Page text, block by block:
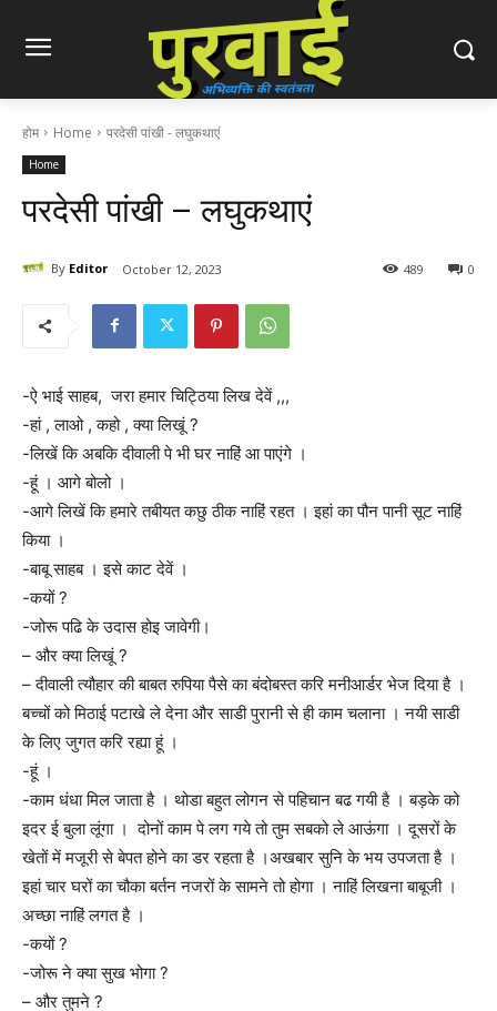
होम Home परदेसी पांखी - लघुकथाएं
Home
परदेसी पांखी – लघुकथाएं
By Editor October 12, 2023 0
489
-ऐ भाई साहब, जरा हमार चिट्ठिया लिख देवें ,,,
-हां , लाओ , कहो , क्या लिखूं ?
-लिखें कि अबकि दीवाली पे भी घर नाहिं आ पाएंगे ।
-हूं । आगे बोलो ।
-आगे लिखें कि हमारे तबीयत कछु ठीक नाहिं रहत । इहां का पौन पानी सूट नाहिं
किया ।
-बाबू साहब । इसे काट देवें ।
-कयों ?
-जोरू पढि के उदास होइ जावेगी।
– और क्या लिखूं ?
– दीवाली त्यौहार की बाबत रुपिया पैसे का बंदोबस्त करि मनीआर्डर भेज दिया है ।
बच्चों को मिठाई पटाखे ले देना और साडी पुरानी से ही काम चलाना । नयी साडी
के लिए जुगत करि रह्या हूं ।
-हूं ।
-काम धंधा मिल जाता है । थोडा बहुत लोगन से पहिचान बढ गयी है । बड़के को
इदर ई बुला लूंगा । दोनों काम पे लग गये तो तुम सबको ले आऊंगा । दूसरों के
खेतों में मजूरी से बेपत होने का डर रहता है ।अखबार सुनि के भय उपजता है ।
इहां चार घरों का चौका बर्तन नजरों के सामने तो होगा । नाहिं लिखना बाबूजी ।
अच्छा नाहिं लगत है ।
-कयों ?
-जोरू ने क्या सुख भोगा ?
– और तुमने ?